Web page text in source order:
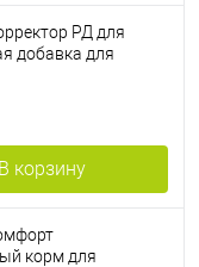
РД для
добавка для
ЖКТ (90
В корзину
корм для